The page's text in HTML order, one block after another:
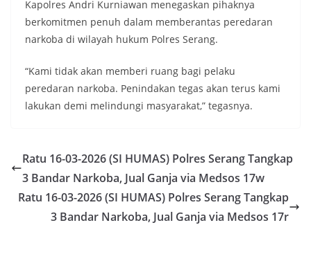
Kapolres Andri Kurniawan menegaskan pihaknya
berkomitmen penuh dalam memberantas peredaran
narkoba di wilayah hukum Polres Serang.
“Kami tidak akan memberi ruang bagi pelaku
peredaran narkoba. Penindakan tegas akan terus kami
lakukan demi melindungi masyarakat,” tegasnya.
Ratu 16-03-2026 (SI HUMAS) Polres Serang Tangkap
3 Bandar Narkoba, Jual Ganja via Medsos 17w
Ratu 16-03-2026 (SI HUMAS) Polres Serang Tangkap
3 Bandar Narkoba, Jual Ganja via Medsos 17r